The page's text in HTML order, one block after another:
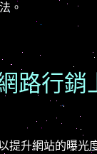
。
路行銷
提升網站的曝